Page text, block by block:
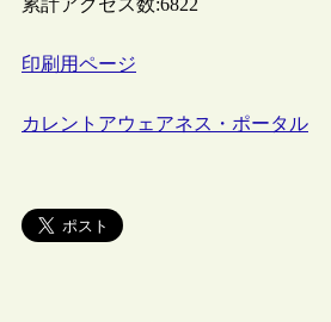
累計アクセス数:6822
印刷用ページ
カレントアウェアネス・ポータル